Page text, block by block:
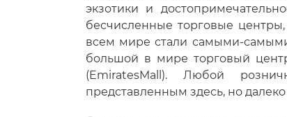
экзотики и
бесчисленные торговые
всем мире стали самыми-
большой в мире торговый
(EmiratesMall). Любой
представленным здесь, но